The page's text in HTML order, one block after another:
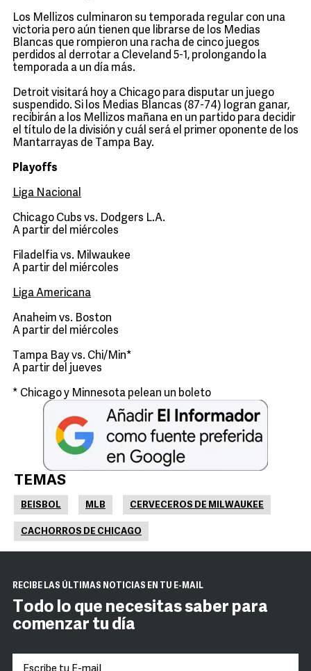
Los Mellizos culminaron su temporada regular con una
victoria pero aún tienen que librarse de los Medias
Blancas que rompieron una racha de cinco juegos
perdidos al derrotar a Cleveland 5-1, prolongando la
temporada a un día más.
Detroit visitará hoy a Chicago para disputar un juego
suspendido. Si los Medias Blancas (87-74) logran ganar,
recibirán a los Mellizos mañana en un partido para decidir
el título de la división y cuál será el primer oponente de los
Mantarrayas de Tampa Bay.
Playoffs
Liga Nacional
Chicago Cubs vs. Dodgers L.A.
A partir del miércoles
Filadelfia vs. Milwaukee
A partir del miércoles
Liga Americana
Anaheim vs. Boston
A partir del miércoles
Tampa Bay vs. Chi/Min*
A partir del jueves
* Chicago y Minnesota pelean un boleto
TEMAS
BEISBOL MLB CERVECEROS DE MILWAUKEE
CACHORROS DE CHICAGO
RECIBE LAS ÚLTIMAS NOTICIAS EN TU E-MAIL
Todo lo que necesitas saber para
comenzar tu día